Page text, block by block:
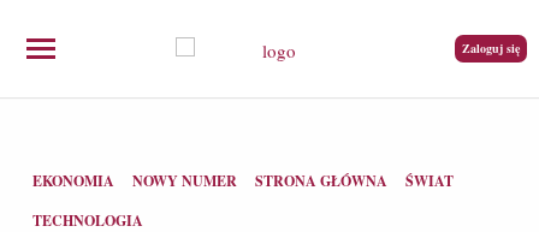
Zaloguj się
EKONOMIA NOWY NUMER STRONA GŁÓWNA
ŚWIAT
TECHNOLOGIA